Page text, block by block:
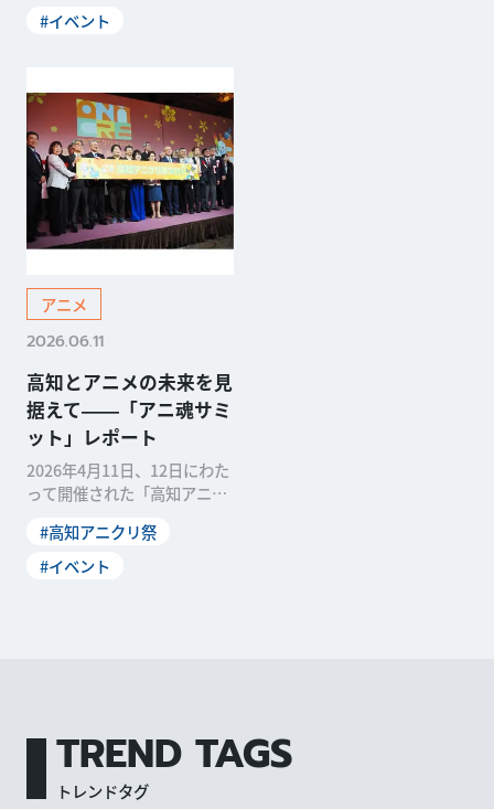
#イベント
アニメ
2026.06.11
高知とアニメの未来を見
据えて――「アニ魂サミ
ット」レポート
2026年4月11日、12日にわた
って開催された「高知アニク
した「高知アニメクリエイタ
ー聖地プロジェクト」の一環
#高知アニクリ祭
#イベント
TREND TAGS
トレンドタグ